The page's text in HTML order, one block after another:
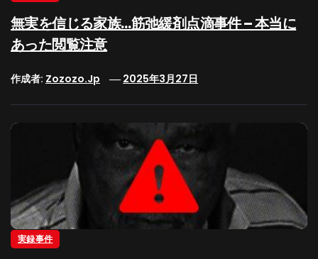
無実を信じる家族…筋弛緩剤点滴事件 – 本当に
あった閲覧注意
作成者: Zozozo.jp 2025年3月27日
実録事件